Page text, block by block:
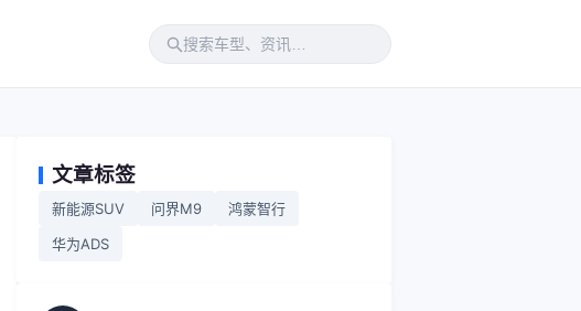
文章标签
新能源SUV 问界M9
鸿蒙智行
华为ADS